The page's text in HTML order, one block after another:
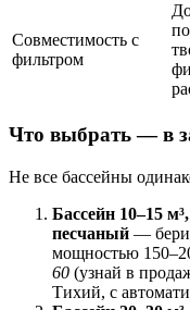
Совместимость с
фильтром
Что выбрать — в
Не все бассейны
Бассейн 10–15
песчаный — бери
мощностью
60 (узнай в
Тихий, с